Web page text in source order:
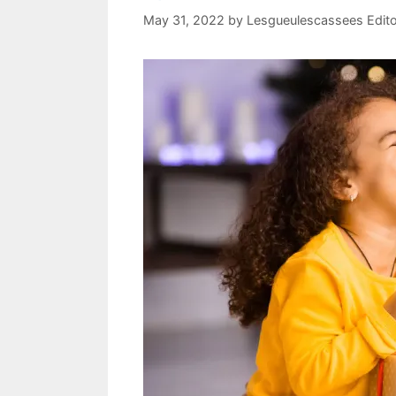
May 31, 2022 by Lesgueulescassees